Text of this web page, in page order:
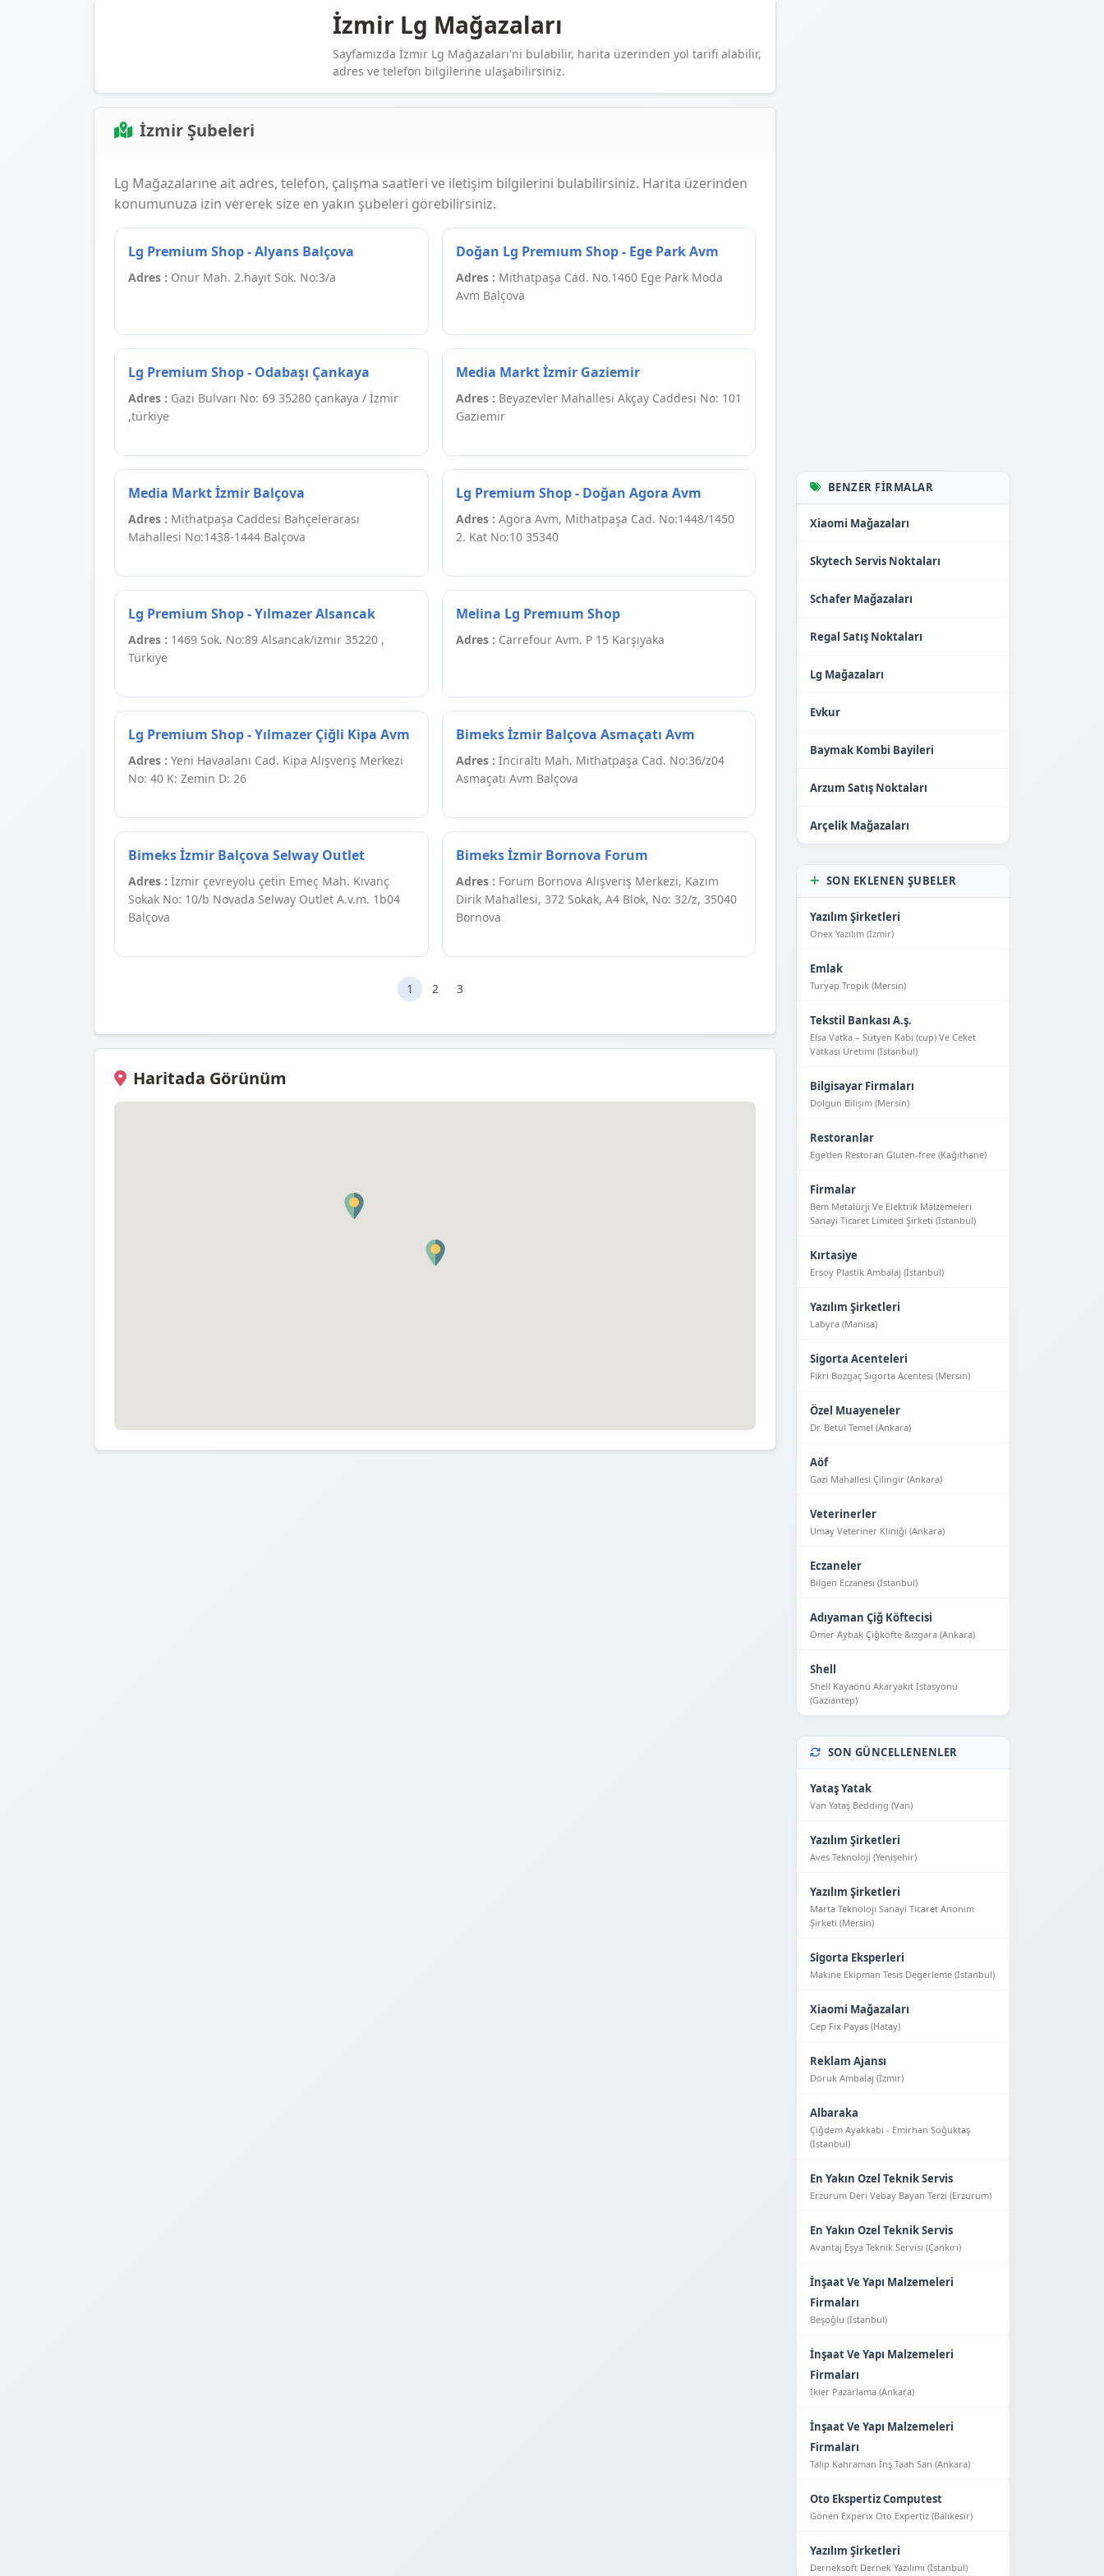
İzmir Lg Mağazaları
Sayfamızda İzmir Lg Mağazaları'ni bulabilir, harita üzerinden yol tarifi alabilir,
adres ve telefon bilgilerine ulaşabilirsiniz.
İzmir Şubeleri
Lg Mağazalarıne ait adres, telefon, çalışma saatleri ve iletişim bilgilerini bulabilirsiniz. Harita üzerinden
konumunuza izin vererek size en yakın şubeleri görebilirsiniz.
Lg Premium Shop - Alyans Balçova
Adres : Onur Mah. 2.hayıt Sok. No:3/a
Doğan Lg Premıum Shop - Ege Park Avm
Adres : Mithatpaşa Cad. No.1460 Ege Park Moda
Avm Balçova
Lg Premium Shop - Odabaşı Çankaya
Adres : Gazi Bulvarı No: 69 35280 çankaya / İzmir
,türkiye
Media Markt İzmir Gaziemir
Adres : Beyazevler Mahallesi Akçay Caddesi No: 101
Gaziemir
Media Markt İzmir Balçova
Adres : Mithatpaşa Caddesi Bahçelerarası
Mahallesi No:1438-1444 Balçova
Lg Premium Shop - Doğan Agora Avm
Adres : Agora Avm, Mithatpaşa Cad. No:1448/1450
2. Kat No:10 35340
Lg Premium Shop - Yılmazer Alsancak
Adres : 1469 Sok. No:89 Alsancak/izmir 35220 ,
Türkiye
Melina Lg Premıum Shop
Adres : Carrefour Avm. P 15 Karşıyaka
Lg Premium Shop - Yılmazer Çiğli Kipa Avm
Adres : Yeni Havaalanı Cad. Kipa Alışveriş Merkezi
No: 40 K: Zemin D: 26
Bimeks İzmir Balçova Asmaçatı Avm
Adres : İnciraltı Mah. Mithatpaşa Cad. No:36/z04
Asmaçatı Avm Balçova
Bimeks İzmir Balçova Selway Outlet
Adres : İzmir çevreyolu çetin Emeç Mah. Kıvanç
Sokak No: 10/b Novada Selway Outlet A.v.m. 1b04
Balçova
Bimeks İzmir Bornova Forum
Adres : Forum Bornova Alışveriş Merkezi, Kazım
Dirik Mahallesi, 372 Sokak, A4 Blok, No: 32/z, 35040
Bornova
1 2 3
Haritada Görünüm
BENZER FIRMALAR
Xiaomi Mağazaları
Skytech Servis Noktaları
Schafer Mağazaları
Regal Satış Noktaları
Lg Mağazaları
Evkur
Baymak Kombi Bayileri
Arzum Satış Noktaları
Arçelik Mağazaları
SON EKLENEN ŞUBELER
Yazılım Şirketleri
Onex Yazılım (İzmir)
Emlak
Turyap Tropik (Mersin)
Tekstil Bankası A.ş.
Elsa Vatka – Sütyen Kabı (cup) Ve Ceket
Vatkası Üretimi (İstanbul)
Bilgisayar Firmaları
Dolgun Bilişim (Mersin)
Restoranlar
Ege'den Restoran Gluten-free (Kağıthane)
Firmalar
Bem Metalürji Ve Elektrik Malzemeleri
Sanayi Ticaret Limited Şirketi (İstanbul)
Kırtasiye
Ersoy Plastik Ambalaj (İstanbul)
Yazılım Şirketleri
Labyra (Manisa)
Sigorta Acenteleri
Fikri Bozgaç Sigorta Acentesi (Mersin)
Özel Muayeneler
Dr. Betül Temel (Ankara)
Aöf
Gazi Mahallesi Çilingir (Ankara)
Veterinerler
Umay Veteriner Kliniği (Ankara)
Eczaneler
Bilgen Eczanesi (İstanbul)
Adıyaman Çiğ Köftecisi
Ömer Aybak Çiğköfte &ızgara (Ankara)
Shell
Shell Kayaönü Akaryakıt İstasyonu
(Gaziantep)
SON GÜNCELLENENLER
Yataş Yatak
Van Yataş Bedding (Van)
Yazılım Şirketleri
Aves Teknoloji (Yeni̇şehi̇r)
Yazılım Şirketleri
Marta Teknoloji Sanayi Ticaret Anonim
Şirketi (Mersin)
Sigorta Eksperleri
Makine Ekipman Tesis Degerleme (İstanbul)
Xiaomi Mağazaları
Cep Fix Payas (Hatay)
Reklam Ajansı
Doruk Ambalaj (İzmir)
Albaraka
Çiğdem Ayakkabı - Emirhan Soğuktaş
(İstanbul)
En Yakın Ozel Teknik Servis
Erzurum Deri Vebay Bayan Terzi (Erzurum)
En Yakın Ozel Teknik Servis
Avantaj Eşya Tekni̇k Servi̇si̇ (Çankırı)
İnşaat Ve Yapı Malzemeleri
Firmaları
Beşoğlu (İstanbul)
İnşaat Ve Yapı Malzemeleri
Firmaları
İkier Pazarlama (Ankara)
İnşaat Ve Yapı Malzemeleri
Firmaları
Talip Kahraman İnş Taah San (Ankara)
Oto Ekspertiz Computest
Gönen Experix Oto Expertiz (Balıkesir)
Yazılım Şirketleri
Derneksoft Dernek Yazılımı (İstanbul)